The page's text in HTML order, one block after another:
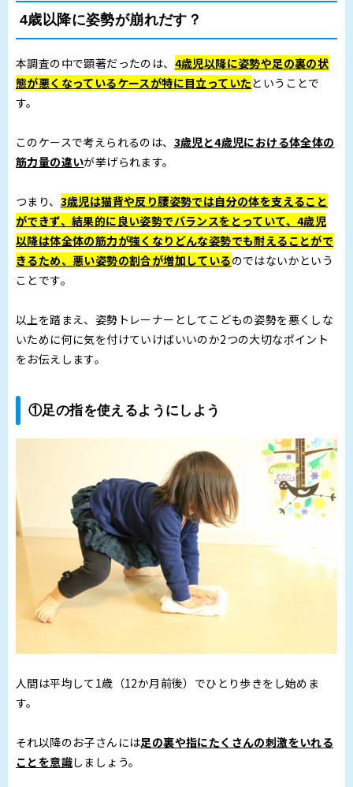
4歳以降に姿勢が崩れだす？
本調査の中で顕著だったのは、 4歳児以降に姿勢や足の裏の状
態が悪くなっているケースが特に目立っていたということで
す。
このケースで考えられるのは、 3歳児と4歳児における体全体の
筋力量の違いが挙げられます。
つまり、 3歳児は猫背や反り腰姿勢では自分の体を支えること
ができず、結果的に良い姿勢でバランスをとっていて、4歳児
以降は体全体の筋力が強くなりどんな姿勢でも耐えることがで
きるため、悪い姿勢の割合が増加しているのではないかという
ことです。
以上を踏まえ、姿勢トレーナーとしてこどもの姿勢を悪くしな
いために何に気を付けていけばいいのか2つの大切なポイント
をお伝えします。
①足の指を使えるようにしよう
人間は平均して1歳（12か月前後）でひとり歩きをし始めま
す。
それ以降のお子さんには足の裏や指にたくさんの刺激をいれる
ことを意識しましょう。